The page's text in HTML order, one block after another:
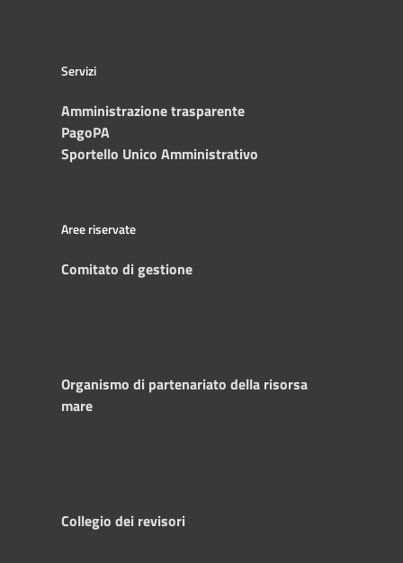
Servizi
Amministrazione trasparente
PagoPA
Sportello Unico Amministrativo
Aree riservate
Comitato di gestione
Organismo di partenariato della risorsa
mare
Collegio dei revisori